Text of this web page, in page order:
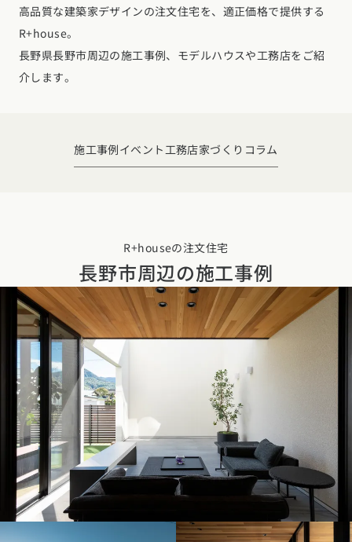
R+houseについて
性能
全国の工務店を探す
北海道・東北エリア
北海道
東京都神奈川県埼玉県 千葉県茨城県 栃木県 群馬県
愛知県岐阜県静岡県三重県
関西エリア
大阪府兵庫県 京都府
中国エリア
広島県 岡山県鳥取県 島根県 山口県
四国エリア
香川県徳島県 高知県
施工事例
2階建て
フォトギャラリー
オーナー様の声 (評価・口コミ)
設計した建築家の想い
R+houseの間取り
ルームツアー
注文住宅の基礎知識
設備・性能
お金と住まい
周辺環境
間取りのヒント
施工事例
スタイルのヒント
デザインのヒント
北海道・東北エリア
青森県岩手県宮城県秋田県山形県福島県
関東エリア
東京都神奈川県埼玉県千葉県茨城県栃木県群馬県
甲信越・北陸エリア
新潟県 富山県石川県 山梨県長野県
東海エリア
愛知県 岐阜県静岡県三重県
関西エリア
チェックポイントがわかる！
家づくり３つのお役立ちツール
高品質な建築家デザインの注文住宅を、適正価格で提供する
R+house。
長野県長野市周辺の施工事例、モデルハウスや工務店をご紹
介します。
施工事例イベント工務店家づくりコラム
R+houseの注文住宅
長野市周辺の施工事例